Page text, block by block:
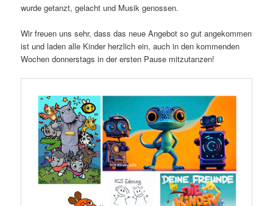
wurde getanzt, gelacht und Musik genossen.
Wir freuen uns sehr, dass das neue Angebot so gut angekommen
ist und laden alle Kinder herzlich ein, auch in den kommenden
Wochen donnerstags in der ersten Pause mitzutanzen!